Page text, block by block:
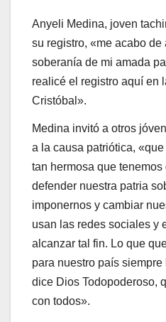
usan las redes sociales y
alcanzar tal fin. Lo que
para nuestro país
dice Dios Todopoderoso,
con todos».
La profesora Laura
llamado para defender la
apoyando el llamado, la
hecho para alistarnos,
varios docentes».
«Acabo de alistarme para
proceso sencillo, das tus
hacen unas preguntas
lo indicó Anyert Becerra,
registro.